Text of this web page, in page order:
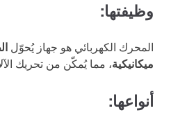
وظيفتها:
المحرك الكهربائي هو جهاز يُحوّل
ميكانيكية، مما يُمكّن من تحريك
أنواعها: